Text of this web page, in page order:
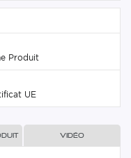
Produit
UE
Vidéo